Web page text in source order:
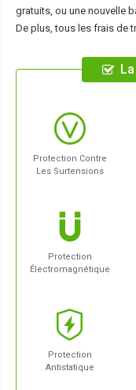
gratuits, ou une nouvelle
De plus, tous les frais de
Protection Contre
Les Surtensions
Protection
Électromagnétique
Protection
Antistatique